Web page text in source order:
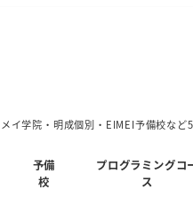
学院・明成個別・EIMEI予備校など5
予備
校
プログラミングコ
ス